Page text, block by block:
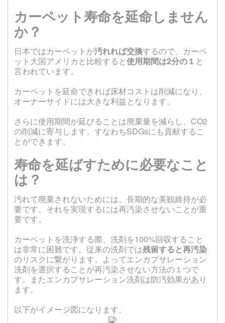
カーペット寿命を延命しません
か？
日本ではカーペットが汚れれば交換するので、カーペ
ット大国アメリカと比較すると使用期間は2分の１ と
言われています。
カーペットを延命できれば床材コストは削減になり、
オーナーサイドには大きな利益となります。
さらに使用期間が延びることは廃棄量を減らし、CO2
の削減に寄与します。すなわちSDGsにも貢献するこ
とができます。
寿命を延ばすために必要なこと
は？
汚れて廃棄されないためには、長期的な美観維持が必
要です。それを実現するには再汚染させないことが重
要です。
カーペットを洗浄する際、洗剤を100%回収すること
は非常に困難です。従来の洗剤では残留すると再汚染
のリスクに繋がります。よってエンカプサレーション
洗剤を選択することが再汚染させない方法の１つで
す。またエンカプサレーション洗剤は防汚効果があり
ます。
以下がイメージ図になります。